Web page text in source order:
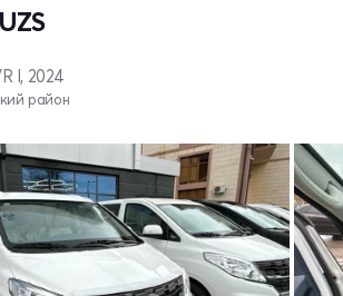
UZS
I, 2024
район